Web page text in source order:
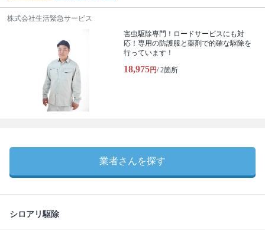
株式会社生活緊急サービス
害虫駆除専門！ロードサービスにも対
応！専用の防護服と薬剤で的確な駆除を
行っています！
18,975円/ 2箇所
業者さんを探す
シロアリ駆除